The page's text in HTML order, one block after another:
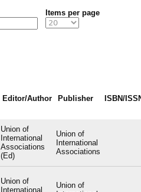
Items per page
Editor/Author Publisher ISBN/
Union of
International
Associations
(Ed)
Union of
International
Associations
Union of
International
Union of